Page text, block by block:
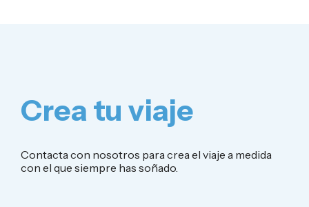
Crea tu viaje
Contacta con nosotros para crea el viaje a medida
con el que siempre has soñado.